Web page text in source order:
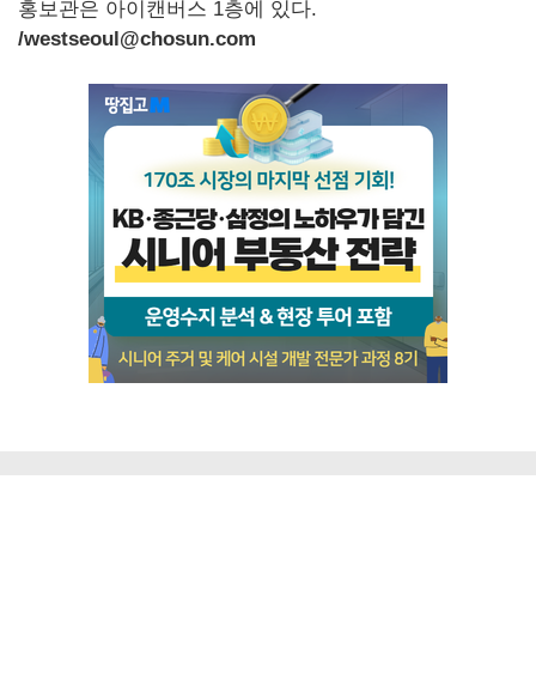
홍보관은 아이캔버스 1층에 있다.
/westseoul@chosun.com